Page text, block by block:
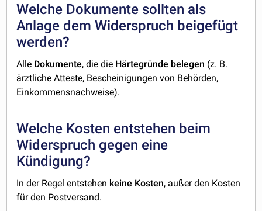
Welche Dokumente sollten als
Anlage dem Widerspruch beigefügt
werden?
Alle Dokumente, die die Härtegründe belegen (z. B.
ärztliche Atteste, Bescheinigungen von Behörden,
Einkommensnachweise).
Welche Kosten entstehen beim
Widerspruch gegen eine
Kündigung?
In der Regel entstehen keine Kosten, außer den Kosten
für den Postversand.